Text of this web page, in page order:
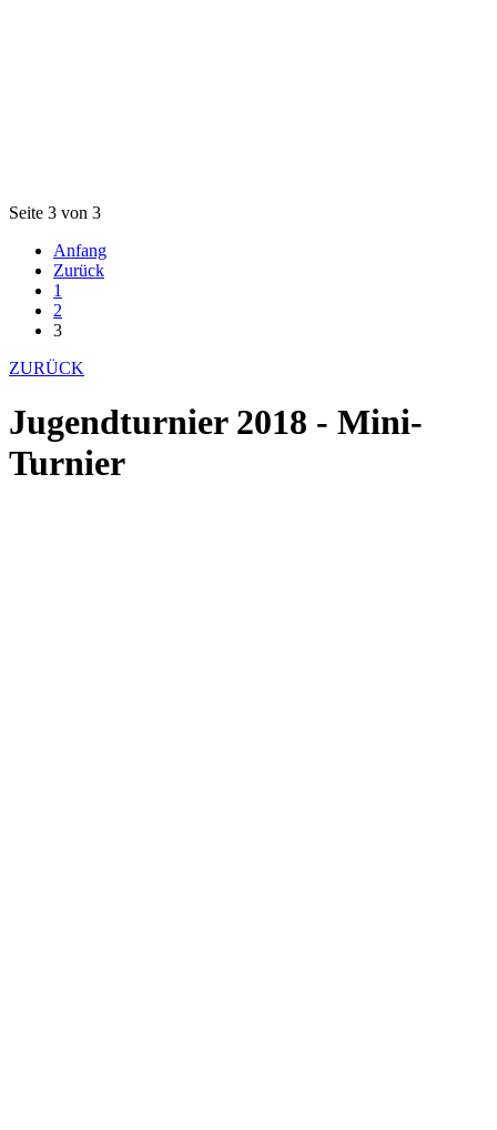
Seite 3 von 3
Anfang
Zurück
1
2
3
ZURÜCK
Jugendturnier 2018 - Mini-
Turnier